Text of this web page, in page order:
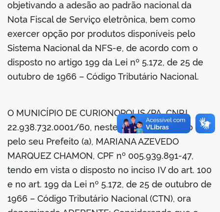
objetivando a adesão ao padrão nacional da
Nota Fiscal de Serviço eletrônica, bem como
exercer opção por produtos disponíveis pelo
Sistema Nacional da NFS-e, de acordo com o
disposto no artigo 199 da Lei nº 5.172, de 25 de
outubro de 1966 – Código Tributário Nacional.
O MUNICÍPIO DE CURIONOPOLIS/PA, CNPJ
22.938.732.0001/60, neste ato representado
pelo seu Prefeito (a), MARIANA AZEVEDO
MARQUEZ CHAMON, CPF nº 005.939.891-47,
tendo em vista o disposto no inciso IV do art. 100
e no art. 199 da Lei nº 5.172, de 25 de outubro de
1966 – Código Tributário Nacional (CTN), ora